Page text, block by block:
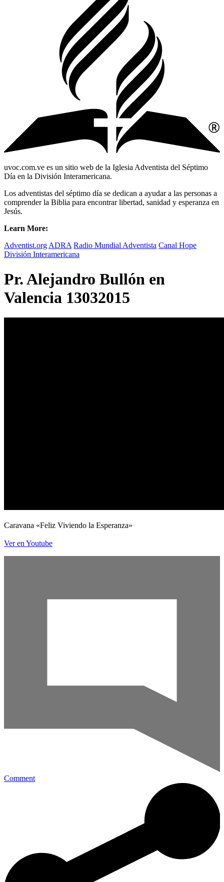
uvoc.com.ve es un sitio web de la Iglesia Adventista del Séptimo
Día en la División Interamericana.
Los adventistas del séptimo día se dedican a ayudar a las personas a
comprender la Biblia para encontrar libertad, sanidad y esperanza en
Jesús.
Learn More:
Adventist.org ADRA Radio Mundial Adventista Canal Hope
División Interamericana
Pr. Alejandro Bullón en
Valencia 13032015
Caravana «Feliz Viviendo la Esperanza»
Ver en Youtube
Comment